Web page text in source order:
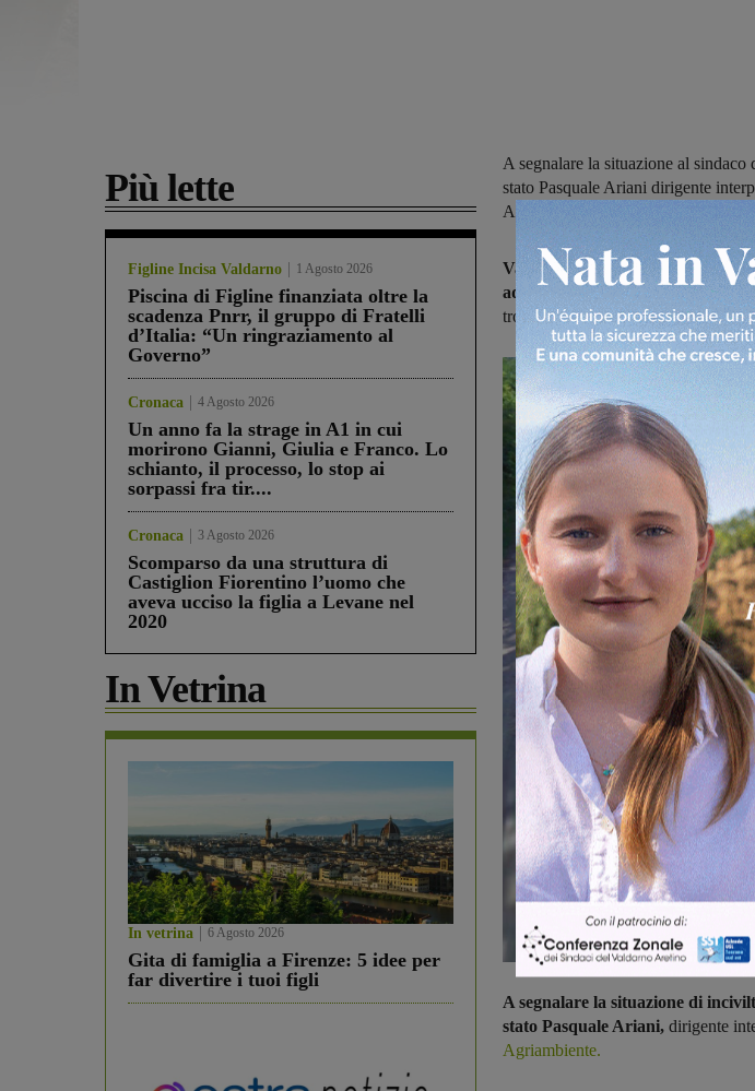
Più lette
Figline Incisa Valdarno 1 Agosto 2026
Piscina di Figline finanziata oltre la
scadenza Pnrr, il gruppo di Fratelli
d’Italia: “Un ringraziamento al
Governo”
Cronaca 4 Agosto 2026
Un anno fa la strage in A1 in cui
morirono Gianni, Giulia e Franco. Lo
schianto, il processo, lo stop ai
sorpassi fra tir....
Cronaca 3 Agosto 2026
Scomparso da una struttura di
Castiglion Fiorentino l’uomo che
aveva ucciso la figlia a Levane nel
2020
In Vetrina
In vetrina 6 Agosto 2026
Gita di famiglia a Firenze: 5 idee per
far divertire i tuoi figli
A segnalare la situazione al
stato Pasquale Ariani dirigente
Agriambiente
Valige e scatole piene di vestiti,
adesso si sono sparpagliati
trova nell'area degli Orti sociali
A segnalare la situazione di
stato Pasquale Ariani, dirigente
Agriambiente.